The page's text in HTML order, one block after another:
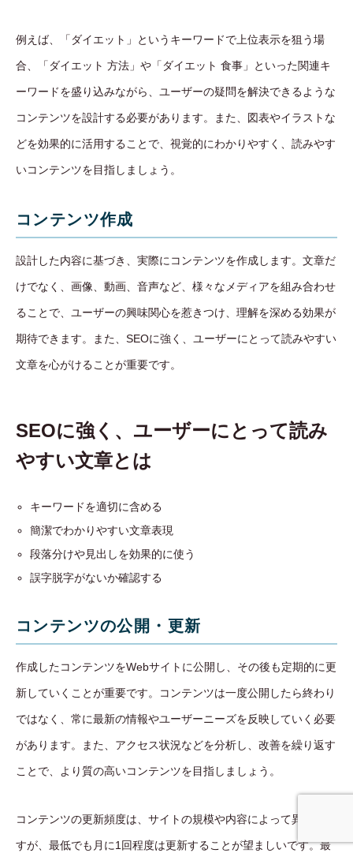
例えば、「ダイエット」というキーワードで上位表示を狙う場
合、「ダイエット 方法」や「ダイエット 食事」といった関連キ
ーワードを盛り込みながら、ユーザーの疑問を解決できるような
コンテンツを設計する必要があります。また、図表やイラストな
どを効果的に活用することで、視覚的にわかりやすく、読みやす
いコンテンツを目指しましょう。
コンテンツ作成
設計した内容に基づき、実際にコンテンツを作成します。文章だ
けでなく、画像、動画、音声など、様々なメディアを組み合わせ
ることで、ユーザーの興味関心を惹きつけ、理解を深める効果が
期待できます。また、SEOに強く、ユーザーにとって読みやすい
文章を心がけることが重要です。
SEOに強く、ユーザーにとって読み
やすい文章とは
キーワードを適切に含める
簡潔でわかりやすい文章表現
段落分けや見出しを効果的に使う
誤字脱字がないか確認する
コンテンツの公開・更新
作成したコンテンツをWebサイトに公開し、その後も定期的に更
新していくことが重要です。コンテンツは一度公開したら終わり
ではなく、常に最新の情報やユーザーニーズを反映していく必要
があります。また、アクセス状況などを分析し、改善を繰り返す
ことで、より質の高いコンテンツを目指しましょう。
コンテンツの更新頻度は、サイトの規模や内容によって異なりま
すが、最低でも月に1回程度は更新することが望ましいです。最